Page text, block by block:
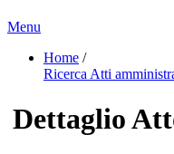
Menu
Home /
Ricerca Atti
Dettaglio